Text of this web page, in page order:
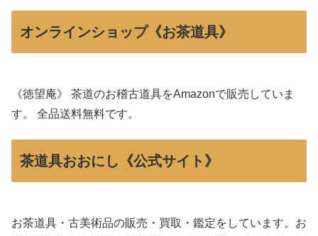
オンラインショップ《お茶道具》
《徳望庵》 茶道のお稽古道具をAmazonで販売していま
す。 全品送料無料です。
茶道具おおにし《公式サイト》
お茶道具・古美術品の販売・買取・鑑定をしています。お